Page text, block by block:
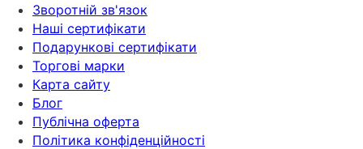
Зворотній зв'язок
Наші сертифікати
Подарункові сертифікати
Торгові марки
Карта сайту
Блог
Публічна оферта
Політика конфіденційності